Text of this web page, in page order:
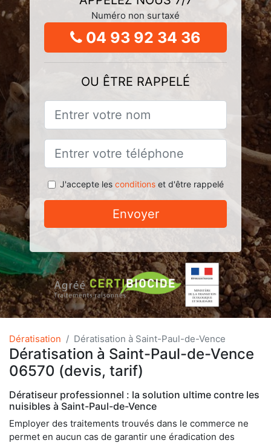
Numéro non surtaxé
04 93 92 34 36
OU ÊTRE RAPPELÉ
J'accepte les conditionset d'être rappelé
Envoyer
Dératisation Dératisation à Saint-Paul-de-Vence
Dératisation à Saint-Paul-de-Vence
06570 (devis, tarif)
Dératiseur professionnel : la solution ultime contre les
nuisibles à Saint-Paul-de-Vence
Employer des traitements trouvés dans le commerce ne
permet en aucun cas de garantir une éradication des